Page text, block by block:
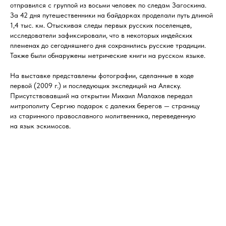
отправился с группой из восьми человек по следам Загоскина.
За 42 дня путешественники на байдарках проделали путь длиной
1,4 тыс. км. Отыскивая следы первых русских поселенцев,
исследователи зафиксировали, что в некоторых индейских
племенах до сегодняшнего дня сохранились русские традиции.
Также были обнаружены метрические книги на русском языке.
На выставке представлены фотографии, сделанные в ходе
первой (2009 г.) и последующих экспедиций на Аляску.
Присутствовавший на открытии Михаил Малахов передал
митрополиту Сергию подарок с далеких берегов — страницу
из старинного православного молитвенника, переведенную
на язык эскимосов.